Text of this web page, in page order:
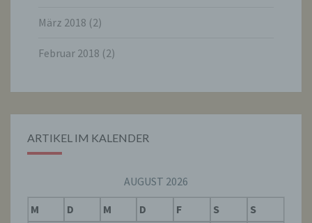
März 2018 (2)
Februar 2018 (2)
ARTIKEL IM KALENDER
AUGUST 2026
M
D M D F S
S
Verarbeitung personenbezogener Daten, die
darin besteht, dass diese
Lage, Gesundheit, persönlicher Vorlieben,
vorherzusagen.